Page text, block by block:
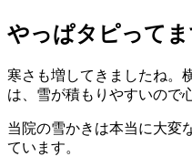
やっぱタピってま
寒さも増してきましたね。
は、雪が積もりやすいので
当院の雪かきは本当に大変
ています。